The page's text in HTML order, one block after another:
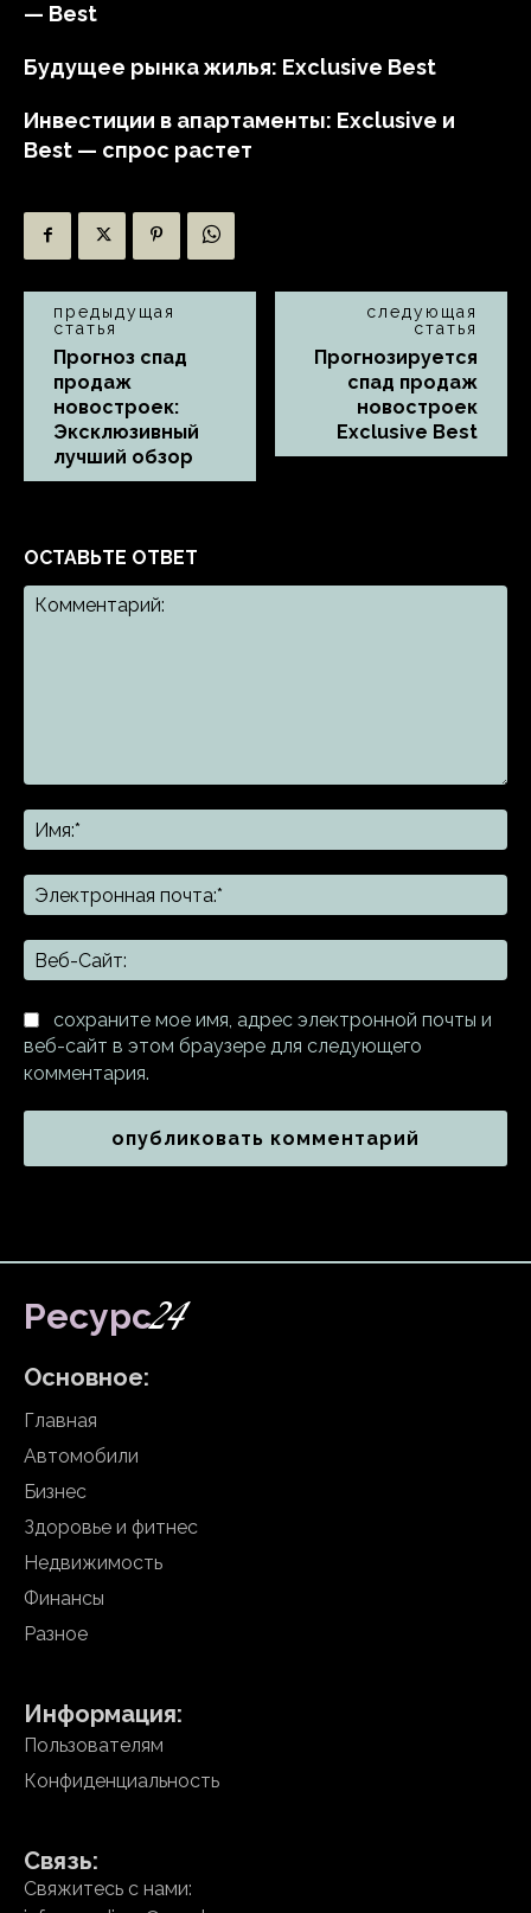
— Best
Будущее рынка жилья: Exclusive Best
Инвестиции в апартаменты: Exclusive и
Best — спрос растет
предыдущая
статья
Прогноз спад
продаж
новостроек:
Эксклюзивный
лучший обзор
следующая
статья
Прогнозируется
спад продаж
новостроек
Exclusive Best
ОСТАВЬТЕ ОТВЕТ
сохраните мое имя, адрес электронной почты и
веб-сайт в этом браузере для следующего
комментария.
Ресурс24
Основное:
Главная
Автомобили
Бизнес
Здоровье и фитнес
Недвижимость
Финансы
Разное
Информация:
Пользователям
Конфиденциальность
Связь:
Свяжитесь с нами: